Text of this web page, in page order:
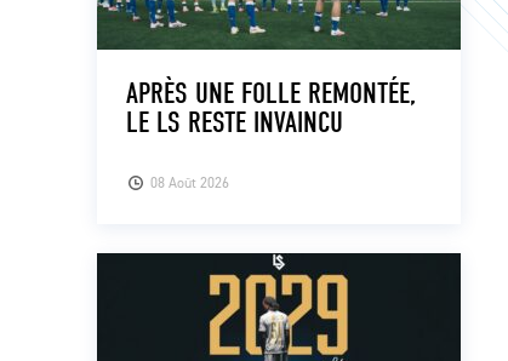
08 Août 2026
APRÈS UNE FOLLE REMONTÉE,
LE LS RESTE INVAINCU